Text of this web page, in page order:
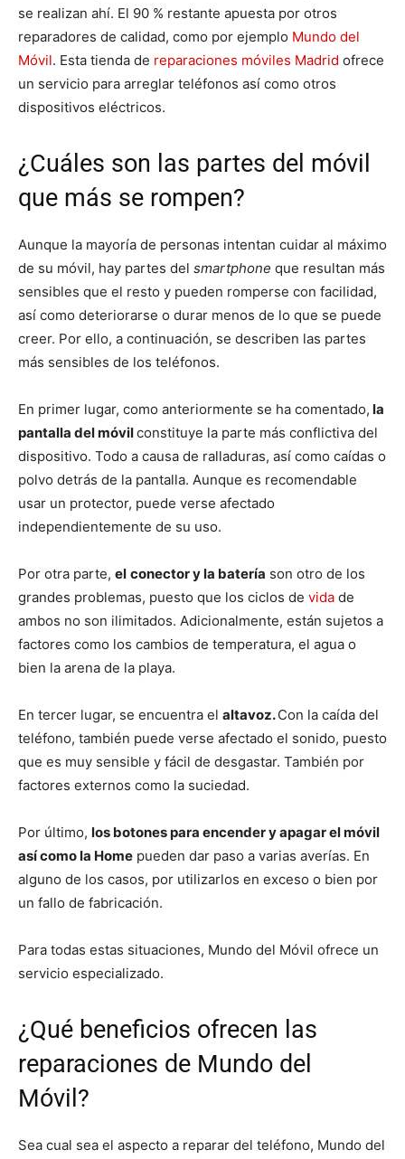
se realizan ahí. El 90 % restante apuesta por otros
reparadores de calidad, como por ejemplo Mundo del
Móvil. Esta tienda de reparaciones móviles Madrid ofrece
un servicio para arreglar teléfonos así como otros
dispositivos eléctricos.
¿Cuáles son las partes del móvil
que más se rompen?
Aunque la mayoría de personas intentan cuidar al máximo
de su móvil, hay partes del smartphone que resultan más
sensibles que el resto y pueden romperse con facilidad,
así como deteriorarse o durar menos de lo que se puede
creer. Por ello, a continuación, se describen las partes
más sensibles de los teléfonos.
En primer lugar, como anteriormente se ha comentado, la
pantalla del móvilconstituye la parte más conflictiva del
dispositivo. Todo a causa de ralladuras, así como caídas o
polvo detrás de la pantalla. Aunque es recomendable
usar un protector, puede verse afectado
independientemente de su uso.
Por otra parte, el conector y la batería son otro de los
grandes problemas, puesto que los ciclos de vida de
ambos no son ilimitados. Adicionalmente, están sujetos a
factores como los cambios de temperatura, el agua o
bien la arena de la playa.
En tercer lugar, se encuentra el altavoz.Con la caída del
teléfono, también puede verse afectado el sonido, puesto
que es muy sensible y fácil de desgastar. También por
factores externos como la suciedad.
Por último, los botones para encender y apagar el móvil
así como la Home pueden dar paso a varias averías. En
alguno de los casos, por utilizarlos en exceso o bien por
un fallo de fabricación.
Para todas estas situaciones, Mundo del Móvil ofrece un
servicio especializado.
¿Qué beneficios ofrecen las
reparaciones de Mundo del
Móvil?
Sea cual sea el aspecto a reparar del teléfono, Mundo del